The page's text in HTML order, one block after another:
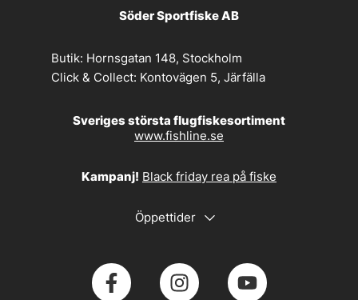
Söder Sportfiske AB
Butik: Hornsgatan 148, Stockholm
Click & Collect: Kontovägen 5, Järfälla
Sveriges största flugfiskesortiment
www.fishline.se
Kampanj! Black friday rea på fiske
Öppettider